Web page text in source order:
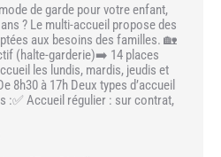
de garde pour votre enfant,
? Le multi-accueil propose des
aux besoins des familles. 🏡
(halte-garderie)➡️ 14 places
les lundis, mardis, jeudis et
8h30 à 17h Deux types d’accueil
:✅ Accueil régulier : sur contrat,